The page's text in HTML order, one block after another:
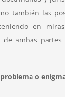
también las
en
de ambas
o